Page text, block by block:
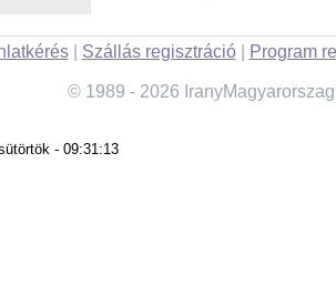
| Szállás regisztráció| Program
© 1989 - 2026
- 09:31:13